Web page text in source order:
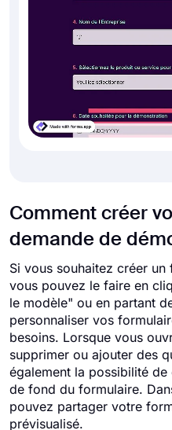
Comment créer
demande de
Si vous souhaitez créer
vous pouvez le faire en
le modèle" ou en partant
personnaliser vos
besoins. Lorsque vous
supprimer ou ajouter des
également la possibilité
de fond du formulaire.
pouvez partager votre
prévisualisé.